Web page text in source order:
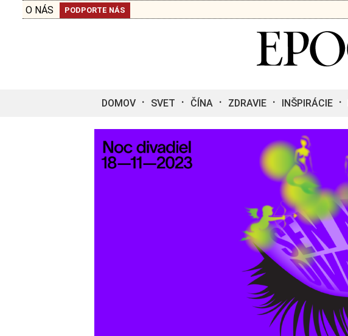
O NÁS PODPORTE NÁS
DOMOV SVET ČÍNA ZDRAVIE INŠPIRÁCIE